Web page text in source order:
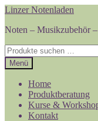
Zur
springen
Zum
springen
Linzer Notenladen
Noten – Musikzubehör
Suchen
nach:
Menü
Home
Produktberatung
Kurse &
Kontakt